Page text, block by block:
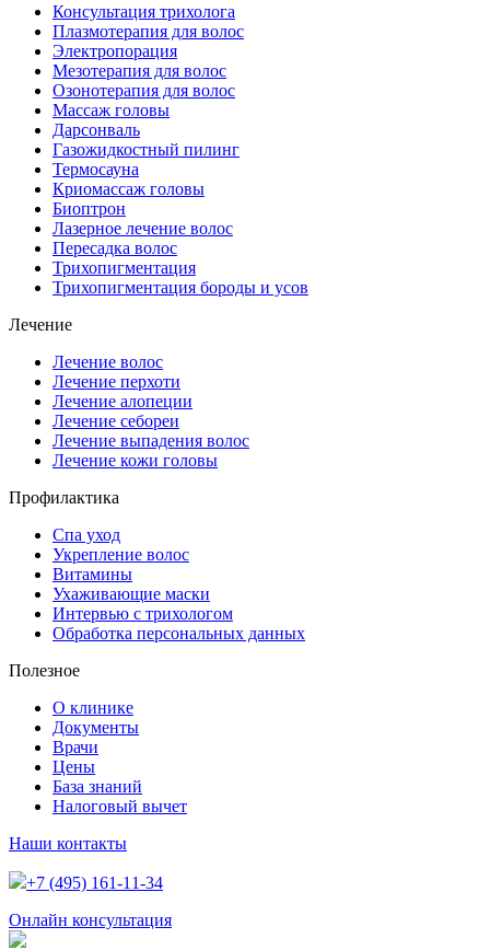
Консультация трихолога
Плазмотерапия для волос
Электропорация
Мезотерапия для волос
Озонотерапия для волос
Массаж головы
Дарсонваль
Газожидкостный пилинг
Термосауна
Криомассаж головы
Биоптрон
Лазерное лечение волос
Пересадка волос
Трихопигментация
Трихопигментация бороды и усов
Лечение
Лечение волос
Лечение перхоти
Лечение алопеции
Лечение себореи
Лечение выпадения волос
Лечение кожи головы
Профилактика
Спа уход
Укрепление волос
Витамины
Ухаживающие маски
Интервью с трихологом
Обработка персональных данных
Полезное
О клинике
Документы
Врачи
Цены
База знаний
Налоговый вычет
Наши контакты
+7 (495) 161-11-34
Онлайн консультация